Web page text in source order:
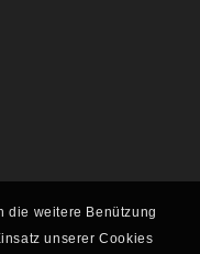
die weitere Benützung
unserer Cookies